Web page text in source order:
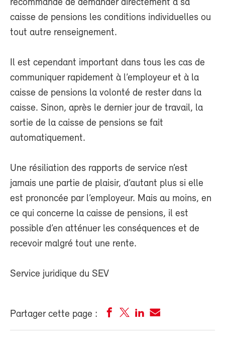
recommandé de demander directement à sa
caisse de pensions les conditions individuelles ou
tout autre renseignement.
Il est cependant important dans tous les cas de
communiquer rapidement à l’employeur et à la
caisse de pensions la volonté de rester dans la
caisse. Sinon, après le dernier jour de travail, la
sortie de la caisse de pensions se fait
automatiquement.
Une résiliation des rapports de service n’est
jamais une partie de plaisir, d’autant plus si elle
est prononcée par l’employeur. Mais au moins, en
ce qui concerne la caisse de pensions, il est
possible d’en atténuer les conséquences et de
recevoir malgré tout une rente.
Service juridique du SEV
Partager cette page :